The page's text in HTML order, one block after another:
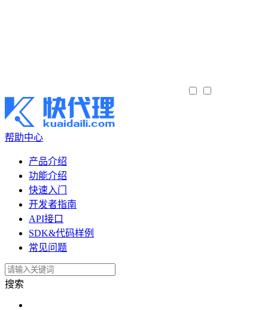
帮助中心
产品介绍
功能介绍
快速入门
开发者指南
API接口
SDK&代码样例
常见问题
搜索